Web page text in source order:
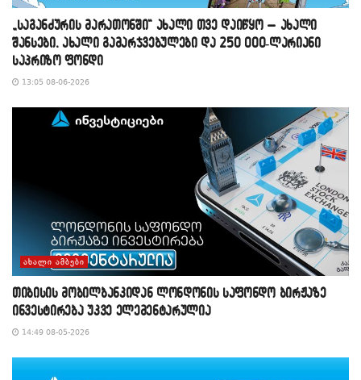
„საგანძურის მარათონში“ ახალი თვე დაიწყო – ახალი
შანსები, ახალი გამარჯვებულები და 250 000-ლარიანი
საპრიზო ფონდი
13:05 08-06-2026
ᲐᲮᲐᲚᲘ ᲐᲛᲑᲔᲑᲘ
თიბისის მობილბანკიდან ლონდონის საფონდო ბირჟაზე
ინვესტირება უკვე ელემენტარულია
14:49 08-05-2026